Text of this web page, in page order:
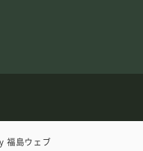
福島ウェブ